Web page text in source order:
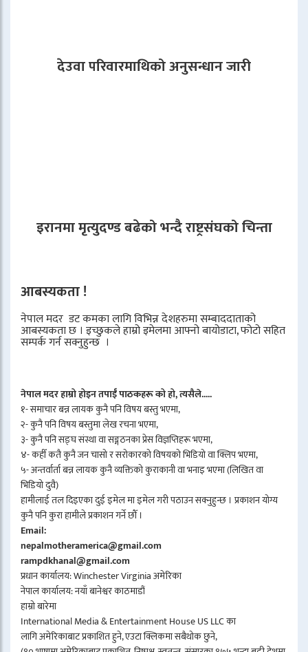
देउवा परिवारमाथिको अनुसन्धान जारी
इरानमा मृत्युदण्ड बढेको भन्दै राष्ट्रसंघको चिन्ता
आबस्यकता !
नेपाल मदर डट कमका लागि विभिन्न देशहरुमा सम्बाददाताको
आबस्यकता छ । इच्छुकले हाम्रो इमेलमा आफ्नो बायोडाटा, फोटो सहित
सम्पर्क गर्न सक्नुहुन्छ ।
नेपाल मदर हाम्रो होइन तपाईँ पाठकहरू को हो, त्यसैले.....
१- समाचार बन्न लायक कुनै पनि विषय बस्तु भएमा,
२- कुनै पनि विषय बस्तुमा लेख रचना भएमा,
३- कुनै पनि सङ्घ संस्था वा सङ्गठनका प्रेस विज्ञप्तिहरू भएमा,
४- कहीँ कतै कुनै जन चासो र सरोकारको विषयको भिडियो वा क्लिप भएमा,
५- अन्तर्वार्ता बन्न लायक कुनै व्यक्तिको कुराकानी वा भनाइ भएमा (लिखित वा
भिडियो दुवै)
हामीलाई तल दिइएका दुई इमेल मा इमेल गरी पठाउन सक्नुहुन्छ । प्रकाशन योग्य
कुनै पनि कुरा हामीले प्रकाशन गर्ने छौँ ।
Email:
nepalmotheramerica@gmail.com
rampdkhanal@gmail.com
प्रधान कार्यालय: Winchester Virginia अमेरिका
नेपाल कार्यालय: नयाँ बानेश्वर काठमाडौं
हाम्रो बारेमा
International Media & Entertainment House US LLC का
लागि अमेरिकाबाट प्रकाशित हुने, एउटा क्लिकमा सबैथोक छुने,